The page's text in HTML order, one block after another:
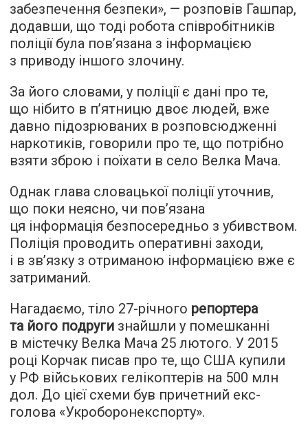
забезпечення безпеки», — розповів Гашпар,
додавши, що тоді робота співробітників
поліції була пов’язана з інформацією
з приводу іншого злочину.
За його словами, у поліції є дані про те,
що нібито в п’ятницю двоє людей, вже
давно підозрюваних в розповсюдженні
наркотиків, говорили про те, що потрібно
взяти зброю і поїхати в село Велка Мача.
Однак глава словацької поліції уточнив,
що поки неясно, чи пов’язана
ця інформація безпосередньо з убивством.
Поліція проводить оперативні заходи,
і в зв’язку з отриманою інформацією вже є
затриманий.
Нагадаємо, тіло 27-річного репортера
та його подруги знайшли у помешканні
в містечку Велка Мача 25 лютого. У 2015
році Корчак писав про те, що США купили
у РФ військових гелікоптерів на 500 млн
дол. До цієї схеми був причетний екс-
голова «Укроборонекспорту».